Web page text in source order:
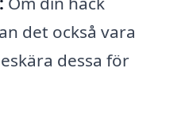
det också vara
dessa för